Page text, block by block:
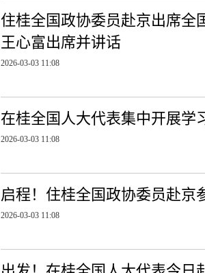
住桂全国政协委员赴京出席全
王心富出席并讲话
2026-03-03 11:08
在桂全国人大代表集中开展学
2026-03-03 11:08
启程！住桂全国政协委员赴京
2026-03-03 11:08